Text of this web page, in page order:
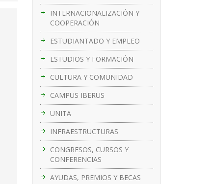
INTERNACIONALIZACIÓN Y
COOPERACIÓN
ESTUDIANTADO Y EMPLEO
ESTUDIOS Y FORMACIÓN
CULTURA Y COMUNIDAD
CAMPUS IBERUS
UNITA
INFRAESTRUCTURAS
CONGRESOS, CURSOS Y
CONFERENCIAS
AYUDAS, PREMIOS Y BECAS